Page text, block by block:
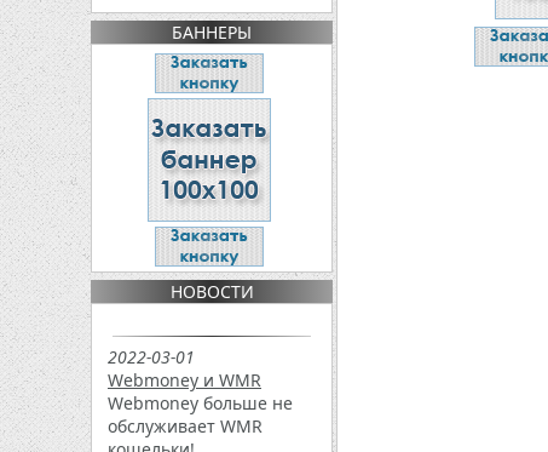
БАННЕРЫ
НОВОСТИ
2022-03-01
Webmoney и WMR
Webmoney больше не
обслуживает WMR